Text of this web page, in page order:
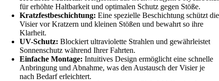
für erhöhte Haltbarkeit und optimalen Schutz gegen Stöße.
Kratzfestbeschichtung: Eine spezielle Beschichtung schützt die
Visier vor Kratzern und kleinen Stößen und bewahrt so ihre
Klarheit.
UV-Schutz: Blockiert ultraviolette Strahlen und gewährleistet
Sonnenschutz während Ihrer Fahrten.
Einfache Montage: Intuitives Design ermöglicht eine schnelle
Anbringung und Abnahme, was den Austausch der Visier je
nach Bedarf erleichtert.